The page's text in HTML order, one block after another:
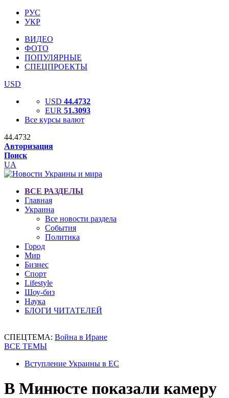
РУС
УКР
ВИДЕО
ФОТО
ПОПУЛЯРНЫЕ
СПЕЦПРОЕКТЫ
USD
USD 44.4732
EUR 51.3093
Все курсы валют
44.4732
Авторизация
Поиск
UA
ВСЕ РАЗДЕЛЫ
Главная
Украина
Все новости раздела
События
Политика
Город
Мир
Бизнес
Спорт
Lifestyle
Шоу-биз
Наука
БЛОГИ ЧИТАТЕЛЕЙ
СПЕЦТЕМА: Война в Иране
ВСЕ ТЕМЫ
Вступление Украины в ЕС
В Минюсте показали камеру